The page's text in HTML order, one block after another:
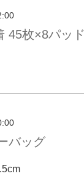
45枚×8パッド
バッグ